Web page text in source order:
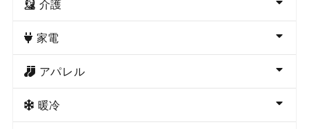
介護
家電
アパレル
暖冷